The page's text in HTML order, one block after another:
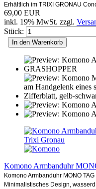
Erhältlich im TRIXI GRONAU
69,00 EUR
inkl. 19% MwSt. zzgl.
Stück:
In den Warenkorb
Komono Armbanduhr
Komono Armbanduhr MONO
Minimalistisches Design,